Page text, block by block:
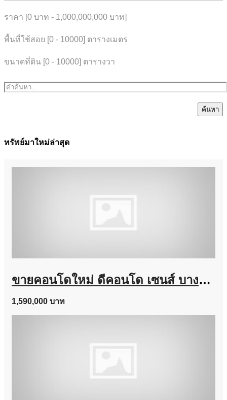
ราคา [0 บาท - 1,000,000,000 บาท]
พื้นที่ใช้สอย [0 - 10000] ตารางเมตร
ขนาดที่ดิน [0 - 10000] ตารางวา
ค้นหา
ทรัพย์มาใหม่ล่าสุด
ขายคอนโดใหม่ ดีคอนโด เซนส์ บางแสน ชลบุรี ใกล้ ม.บูรพา พร้อมอยู่ แต่งครบ โทร 0931681685
1,590,000 บาท